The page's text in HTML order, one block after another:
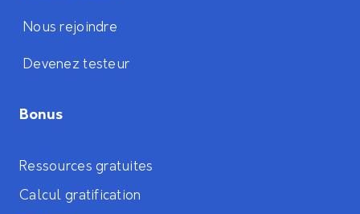
Nous rejoindre
Devenez testeur
Bonus
Ressources gratuites
Calcul gratification